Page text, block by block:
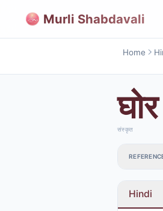
Murli Shabdavali
Home
घोर
संस्कृत
Hindi